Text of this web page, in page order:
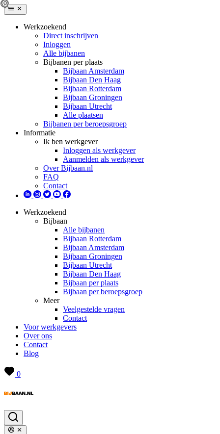
Werkzoekend
Direct inschrijven
Inloggen
Alle bijbanen
Bijbanen per plaats
Bijbaan Amsterdam
Bijbaan Den Haag
Bijbaan Rotterdam
Bijbaan Groningen
Bijbaan Utrecht
Alle plaatsen
Bijbanen per beroepsgroep
Informatie
Ik ben werkgever
Inloggen als werkgever
Aanmelden als werkgever
Over Bijbaan.nl
FAQ
Contact
Werkzoekend
Bijbaan
Alle bijbanen
Bijbaan Rotterdam
Bijbaan Amsterdam
Bijbaan Groningen
Bijbaan Utrecht
Bijbaan Den Haag
Bijbaan per plaats
Bijbaan per beroepsgroep
Meer
Veelgestelde vragen
Contact
Voor werkgevers
Over ons
Contact
Blog
0